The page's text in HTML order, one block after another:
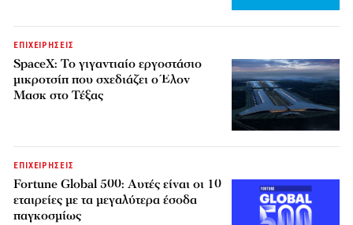
ΕΠΙΧΕΙΡΗΣΕΙΣ
SpaceX: Το γιγαντιαίο εργοστάσιο
μικροτσίπ που σχεδιάζει ο Έλον
Μασκ στο Τέξας
ΕΠΙΧΕΙΡΗΣΕΙΣ
Fortune Global 500: Αυτές είναι οι 10
εταιρείες με τα μεγαλύτερα έσοδα
παγκοσμίως